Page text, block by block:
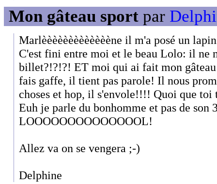
Mon gâteau sport par
Marlèèèèèèèèèèèèène il m'a posé un
C'est fini entre moi et le beau Lolo: il ne
billet?!?!?! ET moi qui ai fait mon
fais gaffe, il tient pas parole! Il nous
choses et hop, il s'envole!!!! Quoi que toi
Euh je parle du bonhomme et pas de son
LOOOOOOOOOOOOOOL!
Allez va on se vengera ;-)
Delphine